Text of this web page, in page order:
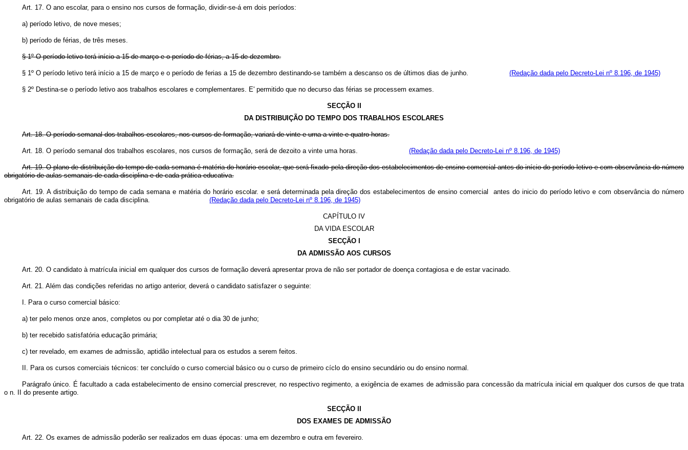
Art. 17. O ano escolar, para o ensino nos cursos de formação, dividir-se-á em dois períodos:
a) período letivo, de nove meses;
b) período de férias, de três meses.
§ 1º O período letivo terá início a 15 de março e o período de férias, a 15 de dezembro.
§ 1º O período letivo terá início a 15 de março e o período de ferias a 15 de dezembro destinando-se também a descanso os de últimos dias de junho. (Redação dada pelo Decreto-Lei nº 8.196, de 1945)
§ 2º Destina-se o período letivo aos trabalhos escolares e complementares. E' permitido que no decurso das férias se processem exames.
SECÇÃO II
DA DISTRIBUIÇÃO DO TEMPO DOS TRABALHOS ESCOLARES
Art. 18. O período semanal dos trabalhos escolares, nos cursos de formação, variará de vinte e urna a vinte e quatro horas.
Art. 18. O período semanal dos trabalhos escolares, nos cursos de formação, será de dezoito a vinte uma horas. (Redação dada pelo Decreto-Lei nº 8.196, de 1945)
Art. 19. O plano de distribuição do tempo de cada semana é matéria do horário escolar, que será fixado pela direção dos estabelecimentos de ensino comercial antes do início do período letivo e com observância do número
obrigatório de aulas semanais de cada disciplina e de cada prática educativa.
Art. 19. A distribuição do tempo de cada semana e matéria do horário escolar. e será determinada pela direção dos estabelecimentos de ensino comercial antes do inicio do período letivo e com observância do número
obrigatório de aulas semanais de cada disciplina. (Redação dada pelo Decreto-Lei nº 8.196, de 1945)
CAPÍTULO IV
DA VIDA ESCOLAR
SECÇÃO I
DA ADMISSÃO AOS CURSOS
Art. 20. O candidato à matrícula inicial em qualquer dos cursos de formação deverá apresentar prova de não ser portador de doença contagiosa e de estar vacinado.
Art. 21. Além das condições referidas no artigo anterior, deverá o candidato satisfazer o seguinte:
I. Para o curso comercial básico:
a) ter pelo menos onze anos, completos ou por completar até o dia 30 de junho;
b) ter recebido satisfatória educação primária;
c) ter revelado, em exames de admissão, aptidão intelectual para os estudos a serem feitos.
II. Para os cursos comerciais técnicos: ter concluído o curso comercial básico ou o curso de primeiro cíclo do ensino secundário ou do ensino normal.
Parágrafo único. É facultado a cada estabelecimento de ensino comercial prescrever, no respectivo regimento, a exigência de exames de admissão para concessão da matrícula inicial em qualquer dos cursos de que trata
o n. II do presente artigo.
SECÇÃO II
DOS EXAMES DE ADMISSÃO
Art. 22. Os exames de admissão poderão ser realizados em duas épocas: uma em dezembro e outra em fevereiro.